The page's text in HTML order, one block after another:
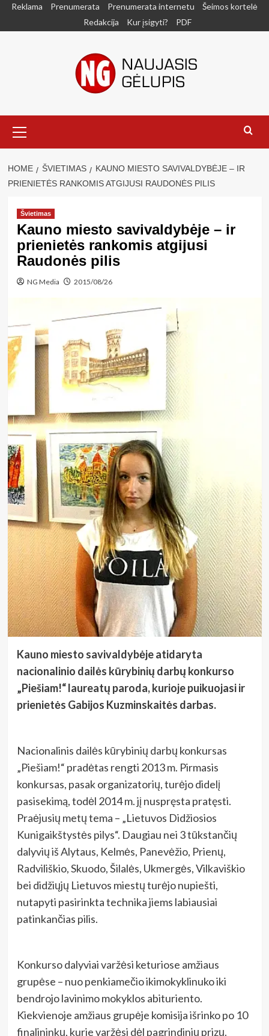
SkipReklama Prenumerata Prenumerata internetu
Šeimos kortelė
Redakcija
Kur įsigyti? PDF
Menu
HOME ŠVIETIMAS
KAUNO MIESTO SAVIVALDYBĖJE – IR
PRIENIETĖS RANKOMIS ATGIJUSI RAUDONĖS PILIS
Švietimas
Kauno miesto savivaldybėje – ir
prienietės rankomis atgijusi
Raudonės pilis
NG Media 2015/08/26
Kauno miesto savivaldybėje atidaryta
nacionalinio dailės kūrybinių darbų konkurso
„Piešiam!“ laureatų paroda, kurioje puikuojasi ir
prienietės Gabijos Kuzminskaitės darbas.
Nacionalinis dailės kūrybinių darbų konkursas
„Piešiam!“ pradėtas rengti 2013 m. Pirmasis
konkursas, pasak organizatorių, turėjo didelį
pasisekimą, todėl 2014 m. jį nuspręsta pratęsti.
Praėjusių metų tema – „Lietuvos Didžiosios
Kunigaikštystės pilys“. Daugiau nei 3 tūkstančių
dalyvių iš Alytaus, Kelmės, Panevėžio, Prienų,
Radviliškio, Skuodo, Šilalės, Ukmergės, Vilkaviškio
bei didžiųjų Lietuvos miestų turėjo nupiešti,
nutapyti pasirinkta technika jiems labiausiai
patinkančias pilis.
Konkurso dalyviai varžėsi keturiose amžiaus
grupėse – nuo penkiamečio ikimokyklinuko iki
bendrojo lavinimo mokyklos abituriento.
Kiekvienoje amžiaus grupėje komisija išrinko po 10
finalininkų, kurie varžėsi dėl pagrindinių prizų.